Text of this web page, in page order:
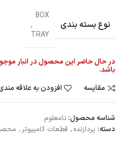
نوع بسته بندی
BOX
,
TRAY
در حال حاضر این محصول در انبار
باشد.
مقایسه
افزودن به علاقه
شناسه محصول: نامعلوم
دسته: پردازنده, قطعات کامپیوتر ,